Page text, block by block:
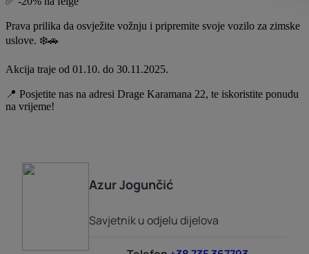
Prava prilika da osvježite vožnju i pripremite svoje vozilo za zimske
uslove. ❄️🚗
Akcija traje od 01.10. do 30.11.2025.
📍 Posjetite nas na adresi Drage Karamana 22, te iskoristite ponudu
na vrijeme!
AzurJogunčić
Savjetnik u odjelu dijelova